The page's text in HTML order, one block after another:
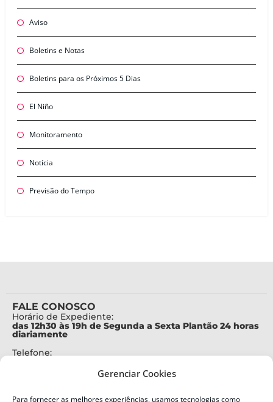
Gerenciar Cookies
Para fornecer as melhores experiências, usamos tecnologias como
Aviso
Boletins e Notas
Boletins para os Próximos 5 Dias
El Niño
Monitoramento
Notícia
Previsão do Tempo
FALE CONOSCO
Horário de Expediente:
das 12h30 às 19h de Segunda a Sexta Plantão 24 horas
diariamente
Telefone: